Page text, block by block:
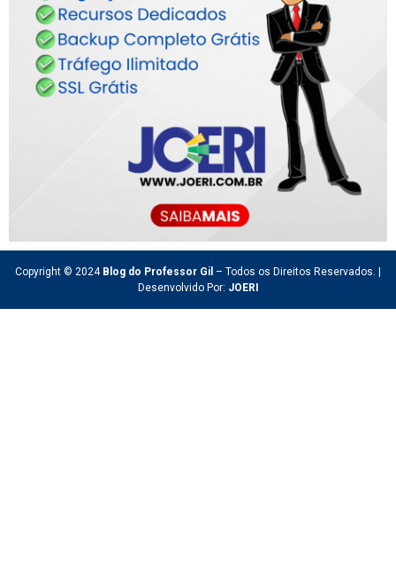
Copyright © 2024 Blog do Professor Gil – Todos os Direitos Reservados. |
Desenvolvido Por: JOERI